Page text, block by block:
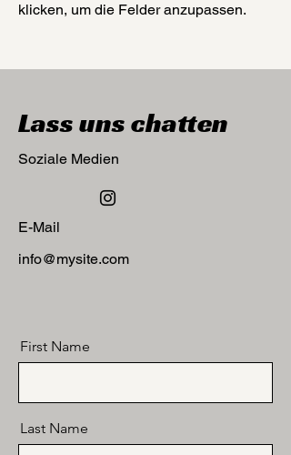
klicken, um die Felder anzupassen.
Lass uns chatten
Soziale Medien
E-Mail
info@mysite.com
First Name
Last Name